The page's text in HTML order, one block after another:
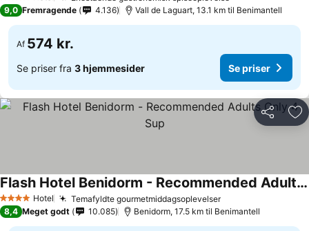
9,0 Fremragende 4.136 Vall de Laguart, 13.1 km til Benimantell
Af 574 kr.
Se priser fra 3 hjemmesider Se priser
Del
4 StjernerHotel Temafyldte gourmetmiddagsoplevelserSe priser
Flash Hotel Benidorm - Recommended Adults Only 4 Sup
Se priser
8,4 Meget godt 10.085 Benidorm, 17.5 km til Benimantell